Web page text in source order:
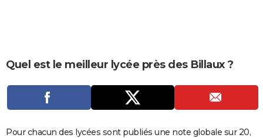
Dictionnaire
Biographies
Expressions
Proverbes
PROGRAMME TV
COPAINS D'AVANT
Quel est le meilleur lycée près des Billaux ?
Pour chacun des lycées sont publiés une note globale sur 20,